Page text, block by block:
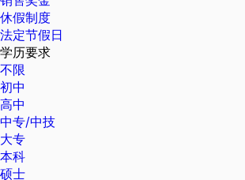
休假制度
法定节假日
学历要求
不限
初中
高中
中专/中技
大专
本科
硕士